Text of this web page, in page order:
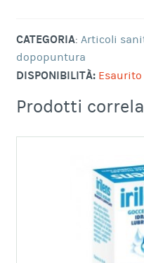
CATEGORIA: Articoli
dopopuntura
DISPONIBILITÀ: Esaurito
Prodotti